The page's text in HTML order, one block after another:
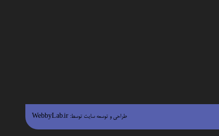
طراحی و توسعه سایت توسط: WebbyLab.ir